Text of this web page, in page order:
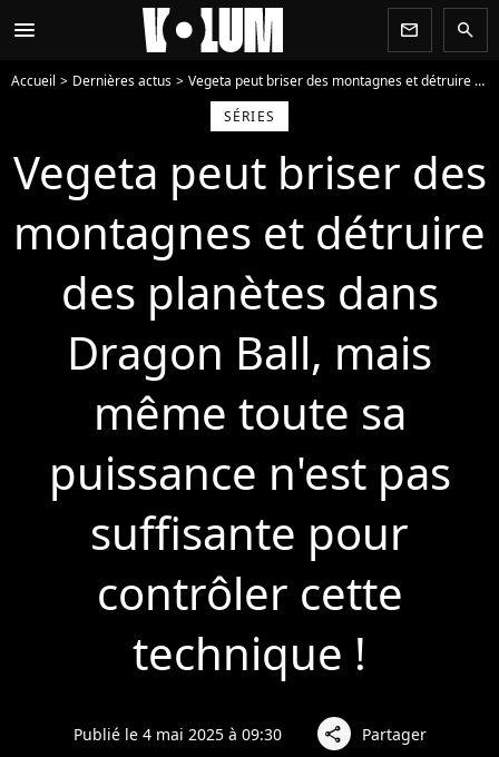
menu newsletter search
Accueil Dernières actus
Vegeta peut briser des montagnes et détruire des planètes dans Dragon Ball, mais même toute sa puissance n'est pas suffisante pour contrôler cette technique !
SÉRIES
Vegeta peut briser des
montagnes et détruire
des planètes dans
Dragon Ball, mais
même toute sa
puissance n'est pas
suffisante pour
contrôler cette
technique !
Publié le 4 mai 2025 à 09:30 share Partager